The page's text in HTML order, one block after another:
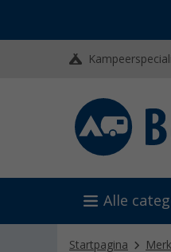
Alle
Startpagina